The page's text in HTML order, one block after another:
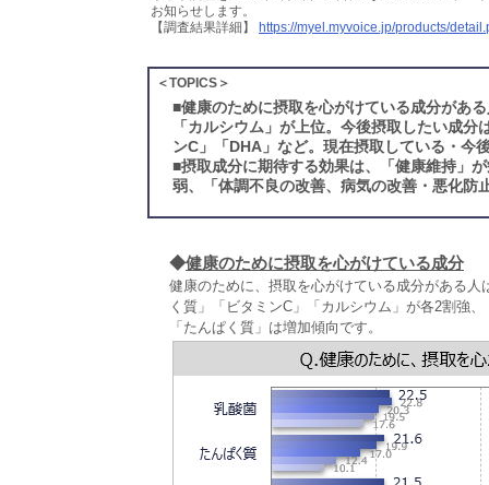
お知らせします。
【調査結果詳細】
https://myel.myvoice.jp/products/
＜TOPICS＞
■健康のために摂取を心がけている成分があ
「カルシウム」が上位。今後摂取したい成
ンC」「DHA」など。現在摂取している・今
■摂取成分に期待する効果は、「健康維持」
弱、「体調不良の改善、病気の改善・悪化防
◆健康のために摂取を心がけている成分
健康のために、摂取を心がけている成分がある
く質」「ビタミンC」「カルシウム」が各2割強
「たんぱく質」は増加傾向です。